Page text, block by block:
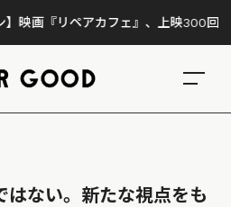
ペアカフェ』、上映300回の先で見え
はない。新たな視点をも